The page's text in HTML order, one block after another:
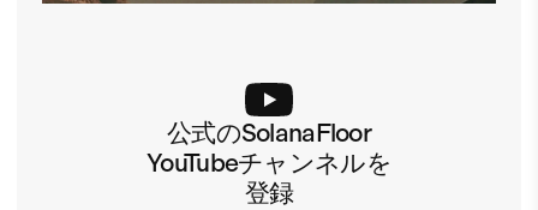
公式のSolanaFloor
YouTubeチャンネルを
登録